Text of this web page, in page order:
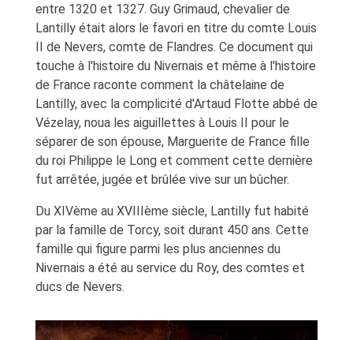
entre 1320 et 1327. Guy Grimaud, chevalier de
Lantilly était alors le favori en titre du comte Louis
II de Nevers, comte de Flandres. Ce document qui
touche à l'histoire du Nivernais et même à l'histoire
de France raconte comment la châtelaine de
Lantilly, avec la complicité d'Artaud Flotte abbé de
Vézelay, noua les aiguillettes à Louis II pour le
séparer de son épouse, Marguerite de France fille
du roi Philippe le Long et comment cette dernière
fut arrêtée, jugée et brûlée vive sur un bûcher.
Du XIVème au XVIIIème siècle, Lantilly fut habité
par la famille de Torcy, soit durant 450 ans. Cette
famille qui figure parmi les plus anciennes du
Nivernais a été au service du Roy, des comtes et
ducs de Nevers.